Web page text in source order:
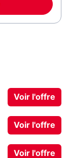
Voir l'offre
Voir l'offre
Voir l'offre